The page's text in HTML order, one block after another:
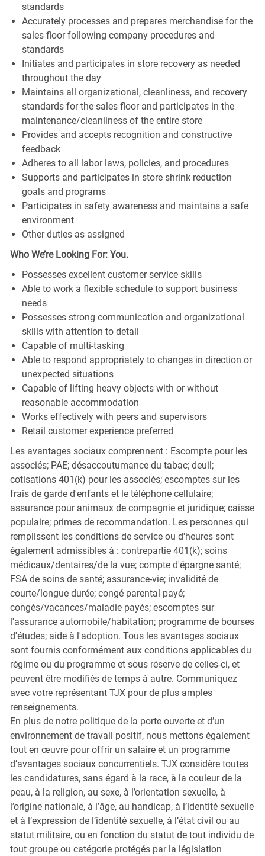
standards
Accurately processes and prepares merchandise for the
sales floor following company procedures and
standards
Initiates and participates in store recovery as needed
throughout the day
Maintains all organizational, cleanliness, and recovery
standards for the sales floor and participates in the
maintenance/cleanliness of the entire store
Provides and accepts recognition and constructive
feedback
Adheres to all labor laws, policies, and procedures
Supports and participates in store shrink reduction
goals and programs
Participates in safety awareness and maintains a safe
environment
Other duties as assigned
Who We’re Looking For: You.
Possesses excellent customer service skills
Able to work a flexible schedule to support business
needs
Possesses strong communication and organizational
skills with attention to detail
Capable of multi-tasking
Able to respond appropriately to changes in direction or
unexpected situations
Capable of lifting heavy objects with or without
reasonable accommodation
Works effectively with peers and supervisors
Retail customer experience preferred
Les avantages sociaux comprennent : Escompte pour les
associés; PAE; désaccoutumance du tabac; deuil;
cotisations 401(k) pour les associés; escomptes sur les
frais de garde d'enfants et le téléphone cellulaire;
assurance pour animaux de compagnie et juridique; caisse
populaire; primes de recommandation. Les personnes qui
remplissent les conditions de service ou d'heures sont
également admissibles à : contrepartie 401(k); soins
médicaux/dentaires/de la vue; compte d'épargne santé;
FSA de soins de santé; assurance-vie; invalidité de
courte/longue durée; congé parental payé;
congés/vacances/maladie payés; escomptes sur
l'assurance automobile/habitation; programme de bourses
d'études; aide à l'adoption. Tous les avantages sociaux
sont fournis conformément aux conditions applicables du
régime ou du programme et sous réserve de celles-ci, et
peuvent être modifiés de temps à autre. Communiquez
avec votre représentant TJX pour de plus amples
renseignements.
En plus de notre politique de la porte ouverte et d’un
environnement de travail positif, nous mettons également
tout en œuvre pour offrir un salaire et un programme
d’avantages sociaux concurrentiels. TJX considère toutes
les candidatures, sans égard à la race, à la couleur de la
peau, à la religion, au sexe, à l’orientation sexuelle, à
l’origine nationale, à l’âge, au handicap, à l’identité sexuelle
et à l’expression de l’identité sexuelle, à l’état civil ou au
statut militaire, ou en fonction du statut de tout individu de
tout groupe ou catégorie protégés par la législation